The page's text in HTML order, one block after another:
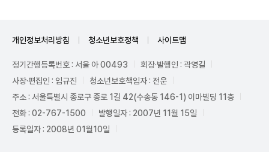
개인정보처리방침 청소년보호정책 사이트맵
정기간행등록번호 : 서울 아 00493
회장·발행인 : 곽영길
사장·편집인 : 임규진
청소년보호책임자 : 전운
주소 : 서울특별시 종로구 종로 1길 42(수송동 146-1) 이마빌딩 11층
전화 : 02-767-1500
발행일자 : 2007년 11월 15일
등록일자 : 2008년 01월10일